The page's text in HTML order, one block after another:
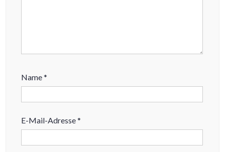
Name*
E-Mail-Adresse*